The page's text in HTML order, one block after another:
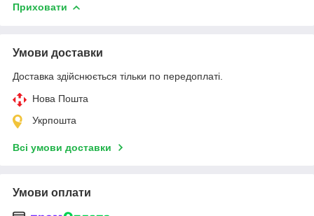
Приховати
Умови доставки
Доставка здійснюється тільки по передоплаті.
Нова Пошта
Укрпошта
Всі умови доставки
Умови оплати